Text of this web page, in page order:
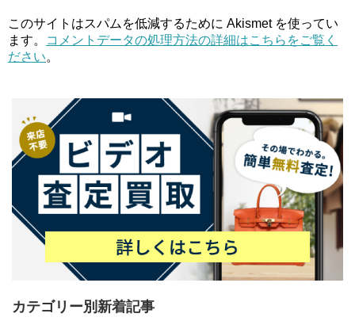
このサイトはスパムを低減するために Akismet を使ってい
ます。
コメントデータの処理方法の詳細はこちらをご覧く
ださい。
カテゴリー別新着記事